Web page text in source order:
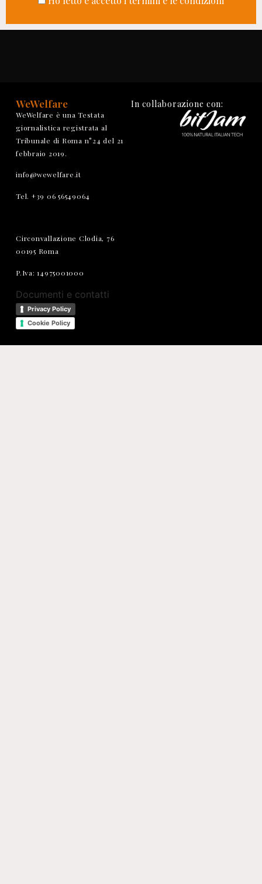
WeWelfare
WeWelfare è una Testata
giornalistica registrata al
Tribunale di Roma n°24 del 21
febbraio 2019.
info@wewelfare.it
Tel. +39 06 56549064
Circonvallazione Clodia, 76
00195 Roma
P.Iva: 14975001000
Documenti e contatti
Privacy Policy
Cookie Policy
In collaborazione con: